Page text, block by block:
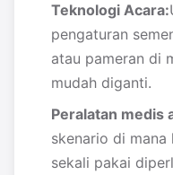
Teknologi Acara:
pengaturan
atau pameran di
mudah diganti.
Peralatan medis
skenario di
sekali pakai